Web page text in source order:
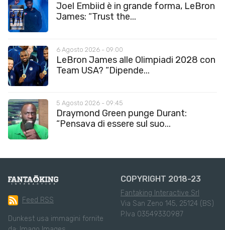
Joel Embiid è in grande forma, LeBron
James: “Trust the...
6 Agosto 2026 - 09:00
LeBron James alle Olimpiadi 2028 con
Team USA? “Dipende...
5 Agosto 2026 - 09:45
Draymond Green punge Durant:
“Pensava di essere sul suo...
Feed RSS
Dunkest usa immagini fornite
COPYRIGHT 2018-23
Fantaking Interactive Srl
Via San Zeno 145, 25124 (BS)
P.Iva 03549330987